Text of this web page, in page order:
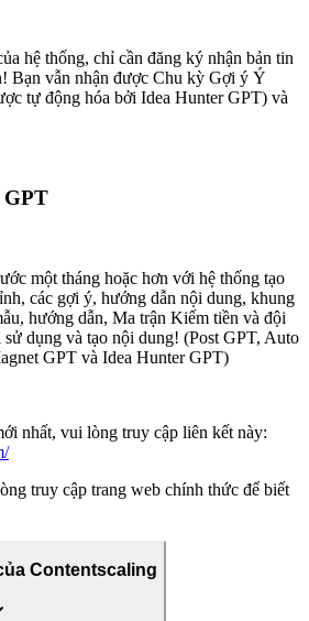
hệ thống, chỉ cần đăng ký nhận bản tin
Bạn vẫn nhận được Chu kỳ Gợi ý Ý
tự động hóa bởi Idea Hunter GPT) và
GPT
một tháng hoặc hơn với hệ thống tạo
các gợi ý, hướng dẫn nội dung, khung
hướng dẫn, Ma trận Kiếm tiền và đội
dụng và tạo nội dung! (Post GPT, Auto
GPT và Idea Hunter GPT)
nhất, vui lòng truy cập liên kết này:
truy cập trang web chính thức để biết
Contentscaling